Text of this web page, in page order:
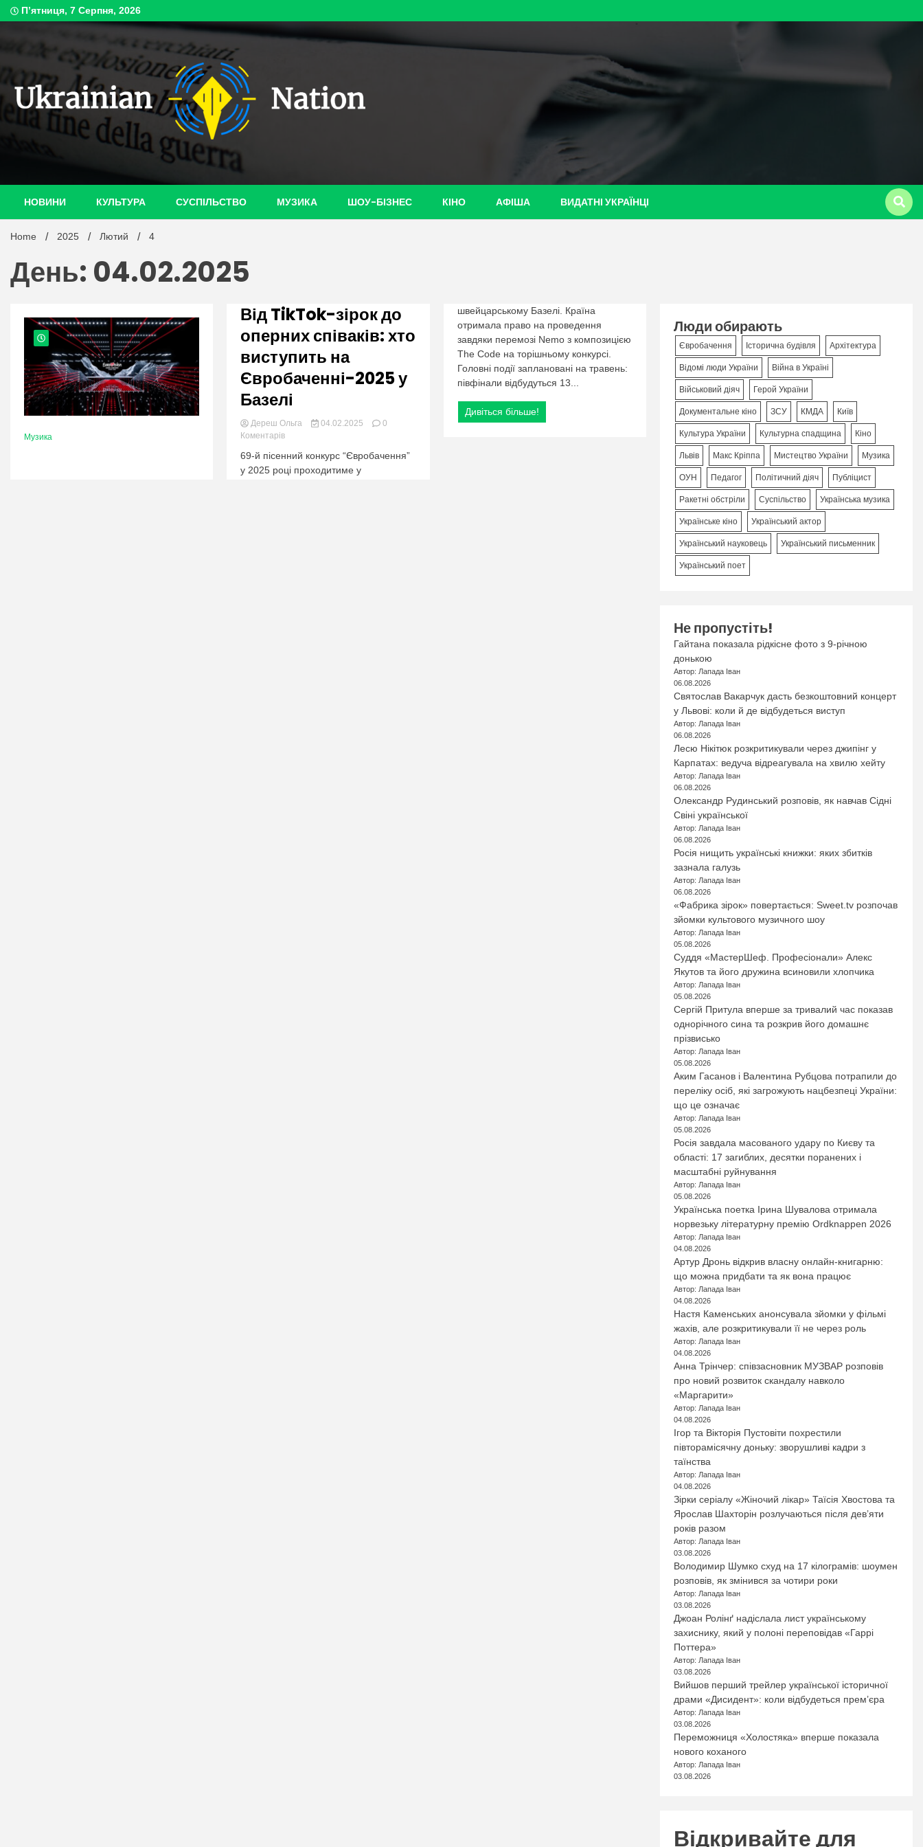
Skip
to
П’ятниця, 7 Серпня, 2026
ukrainian-
nation.org.ua
НОВИНИ КУЛЬТУРА СУСПІЛЬСТВО МУЗИКА ШОУ-БІЗНЕС КІНО АФІША ВИДАТНІ УКРАЇНЦІ
Home 2025 Лютий 4
День: 04.02.2025
Музика
Від TikTok-зірок до
оперних співаків: хто
виступить на
Євробаченні-2025 у
Базелі
Дереш Ольга 04.02.2025
0
Коментарівв
Від
TikTok-
зірок
до
співаків:
хто
виступить
на
у
Базелі
69-й пісенний конкурс “Євробачення”
у 2025 році проходитиме у
швейцарському Базелі. Країна
отримала право на проведення
завдяки перемозі Nemo з композицією
The Code на торішньому конкурсі.
Головні події заплановані на травень:
півфінали відбудуться 13...
Дивіться більше!
Люди обирають
Євробачення Історична будівля Архітектура
Відомі люди України Війна в Україні
Військовий діяч Герой України
Документальне кіно ЗСУ КМДА Київ
Культура України Культурна спадщина Кіно
Львів Макс Кріппа Мистецтво України Музика
ОУН Педагог Політичний діяч Публіцист
Ракетні обстріли Суспільство Українська музика
Українське кіно Український актор
Український науковець Український письменник
Український поет
Не пропустіть!
Гайтана показала рідкісне фото з 9-річною
донькою
Автор: Лапада Іван
06.08.2026
Святослав Вакарчук дасть безкоштовний концерт
у Львові: коли й де відбудеться виступ
Автор: Лапада Іван
06.08.2026
Лесю Нікітюк розкритикували через джипінг у
Карпатах: ведуча відреагувала на хвилю хейту
Автор: Лапада Іван
06.08.2026
Олександр Рудинський розповів, як навчав Сідні
Свіні української
Автор: Лапада Іван
06.08.2026
Росія нищить українські книжки: яких збитків
зазнала галузь
Автор: Лапада Іван
06.08.2026
«Фабрика зірок» повертається: Sweet.tv розпочав
зйомки культового музичного шоу
Автор: Лапада Іван
05.08.2026
Суддя «МастерШеф. Професіонали» Алекс
Якутов та його дружина всиновили хлопчика
Автор: Лапада Іван
05.08.2026
Сергій Притула вперше за тривалий час показав
однорічного сина та розкрив його домашнє
прізвисько
Автор: Лапада Іван
05.08.2026
Аким Гасанов і Валентина Рубцова потрапили до
переліку осіб, які загрожують нацбезпеці України:
що це означає
Автор: Лапада Іван
05.08.2026
Росія завдала масованого удару по Києву та
області: 17 загиблих, десятки поранених і
масштабні руйнування
Автор: Лапада Іван
05.08.2026
Українська поетка Ірина Шувалова отримала
норвезьку літературну премію Ordknappen 2026
Автор: Лапада Іван
04.08.2026
Артур Дронь відкрив власну онлайн-книгарню:
що можна придбати та як вона працює
Автор: Лапада Іван
04.08.2026
Настя Каменських анонсувала зйомки у фільмі
жахів, але розкритикували її не через роль
Автор: Лапада Іван
04.08.2026
Анна Трінчер: співзасновник МУЗВАР розповів
про новий розвиток скандалу навколо
«Маргарити»
Автор: Лапада Іван
04.08.2026
Ігор та Вікторія Пустовіти похрестили
півторамісячну доньку: зворушливі кадри з
таїнства
Автор: Лапада Іван
04.08.2026
Зірки серіалу «Жіночий лікар» Таїсія Хвостова та
Ярослав Шахторін розлучаються після дев’яти
років разом
Автор: Лапада Іван
03.08.2026
Володимир Шумко схуд на 17 кілограмів: шоумен
розповів, як змінився за чотири роки
Автор: Лапада Іван
03.08.2026
Джоан Ролінґ надіслала лист українському
захиснику, який у полоні переповідав «Гаррі
Поттера»
Автор: Лапада Іван
03.08.2026
Вийшов перший трейлер української історичної
драми «Дисидент»: коли відбудеться прем’єра
Автор: Лапада Іван
03.08.2026
Переможниця «Холостяка» вперше показала
нового коханого
Автор: Лапада Іван
03.08.2026
Відкривайте для